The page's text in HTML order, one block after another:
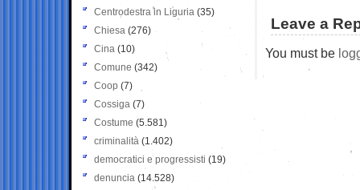
Leave a
You must be
Centrodestra in Liguria (35)
Chiesa (276)
Cina (10)
Comune (342)
Coop (7)
Cossiga (7)
Costume (5.581)
criminalità (1.402)
democratici e progressisti (19)
denuncia (14.528)